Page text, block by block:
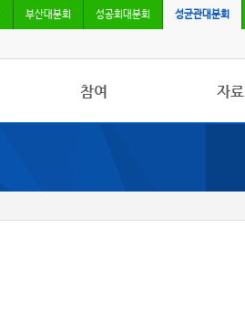
부산대분회 성공회대분회 성균관대분회
참여 자료